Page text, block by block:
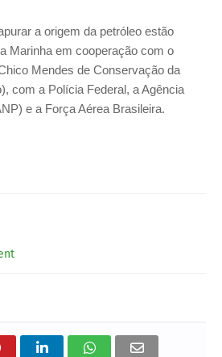
a origem da petróleo estão
Marinha em cooperação com o
Mendes de Conservação da
com a Polícia Federal, a Agência
e a Força Aérea Brasileira.